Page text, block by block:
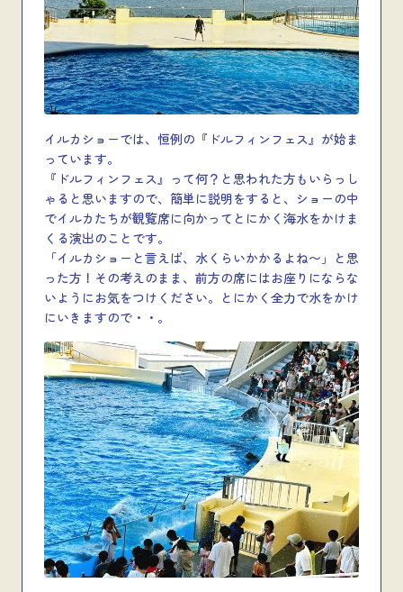
イルカショーでは、恒例の『ドルフィンフェス』が始ま
っています。
『ドルフィンフェス』って何？と思われた方もいらっし
ゃると思いますので、簡単に説明をすると、ショーの中
でイルカたちが観覧席に向かってとにかく海水をかけま
くる演出のことです。
「イルカショーと言えば、水くらいかかるよね〜」と思
った方！その考えのまま、前方の席にはお座りにならな
いようにお気をつけください。とにかく全力で水をかけ
にいきますので・・。